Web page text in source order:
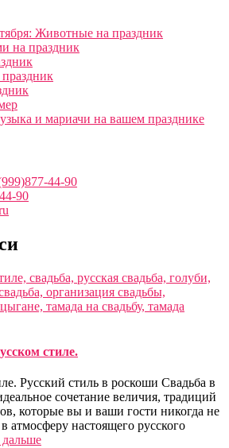
Животные на праздник
на праздник
и мариачи на вашем празднике
44-90
90
стиле.
Русский стиль в роскоши Cвадьба в
сочетание величия, традиций
которые вы и ваши гости никогда не
атмосферу настоящего русского
дальше